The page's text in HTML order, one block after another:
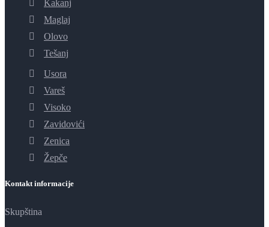
Kakanj
Maglaj
Olovo
Tešanj
Usora
Vareš
Visoko
Zavidovići
Zenica
Žepče
Kontakt informacije
Skupština